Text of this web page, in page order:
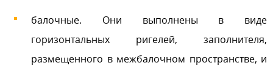
балочные. Они выполнены в виде
горизонтальных ригелей, заполнителя,
размещенного в межбалочном пространстве, и